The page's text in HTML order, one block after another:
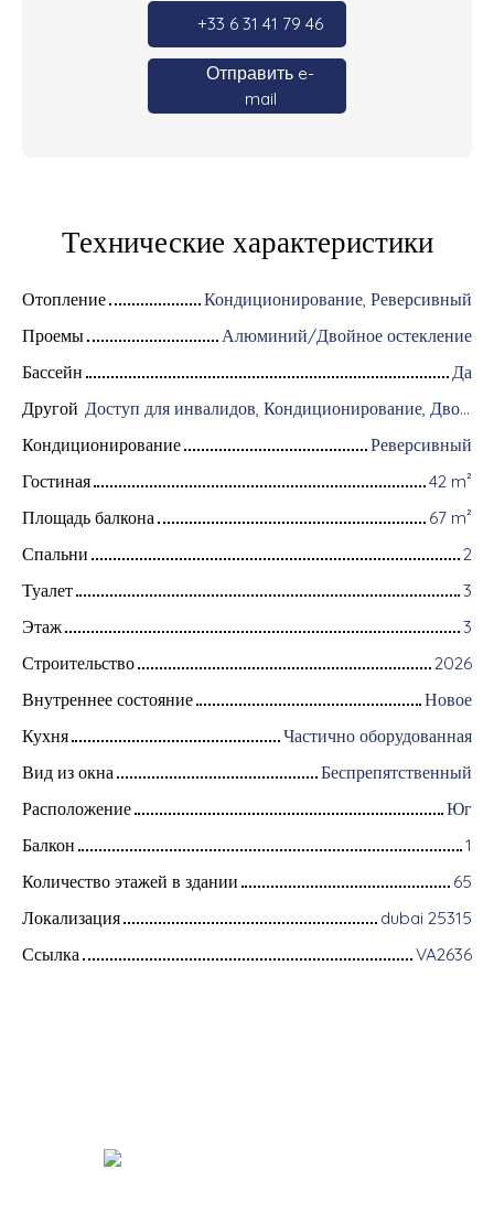
+33 6 31 41 79 46
Отправить e-
mail
Технические характеристики
Отопление
Кондиционирование, Реверсивный
Проемы
Алюминий/Двойное остекление
Бассейн
Да
Другой
Доступ для инвалидов, Кондиционирование, Дворник, Оборудование для домашней автоматизации, Оптоволоконный интернет, Хранитель, Интерком, Моторизованные ворота, Бронированная дверь, Система охранной сигнализации, Видеофон, Электрические жалюзи
Кондиционирование
Реверсивный
Гостиная
42 m²
Площадь балкона
67 m²
Спальни
2
Туалет
3
Этаж
3
Строительство
2026
Внутреннее состояние
Новое
Кухня
Частично оборудованная
Вид из окна
Беспрепятственный
Расположение
Юг
Балкон
1
Количество этажей в здании
65
Локализация
dubai 25315
Ссылка
VA2636